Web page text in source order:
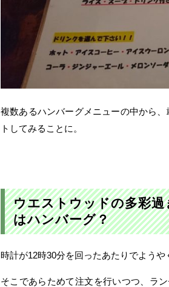
複数あるハンバーグメニューの中から
トしてみることに。
ウエストウッドの多彩
はハンバーグ？
時計が12時30分を回ったあたりでよう
そこであらためて注文を行いつつ、ラ